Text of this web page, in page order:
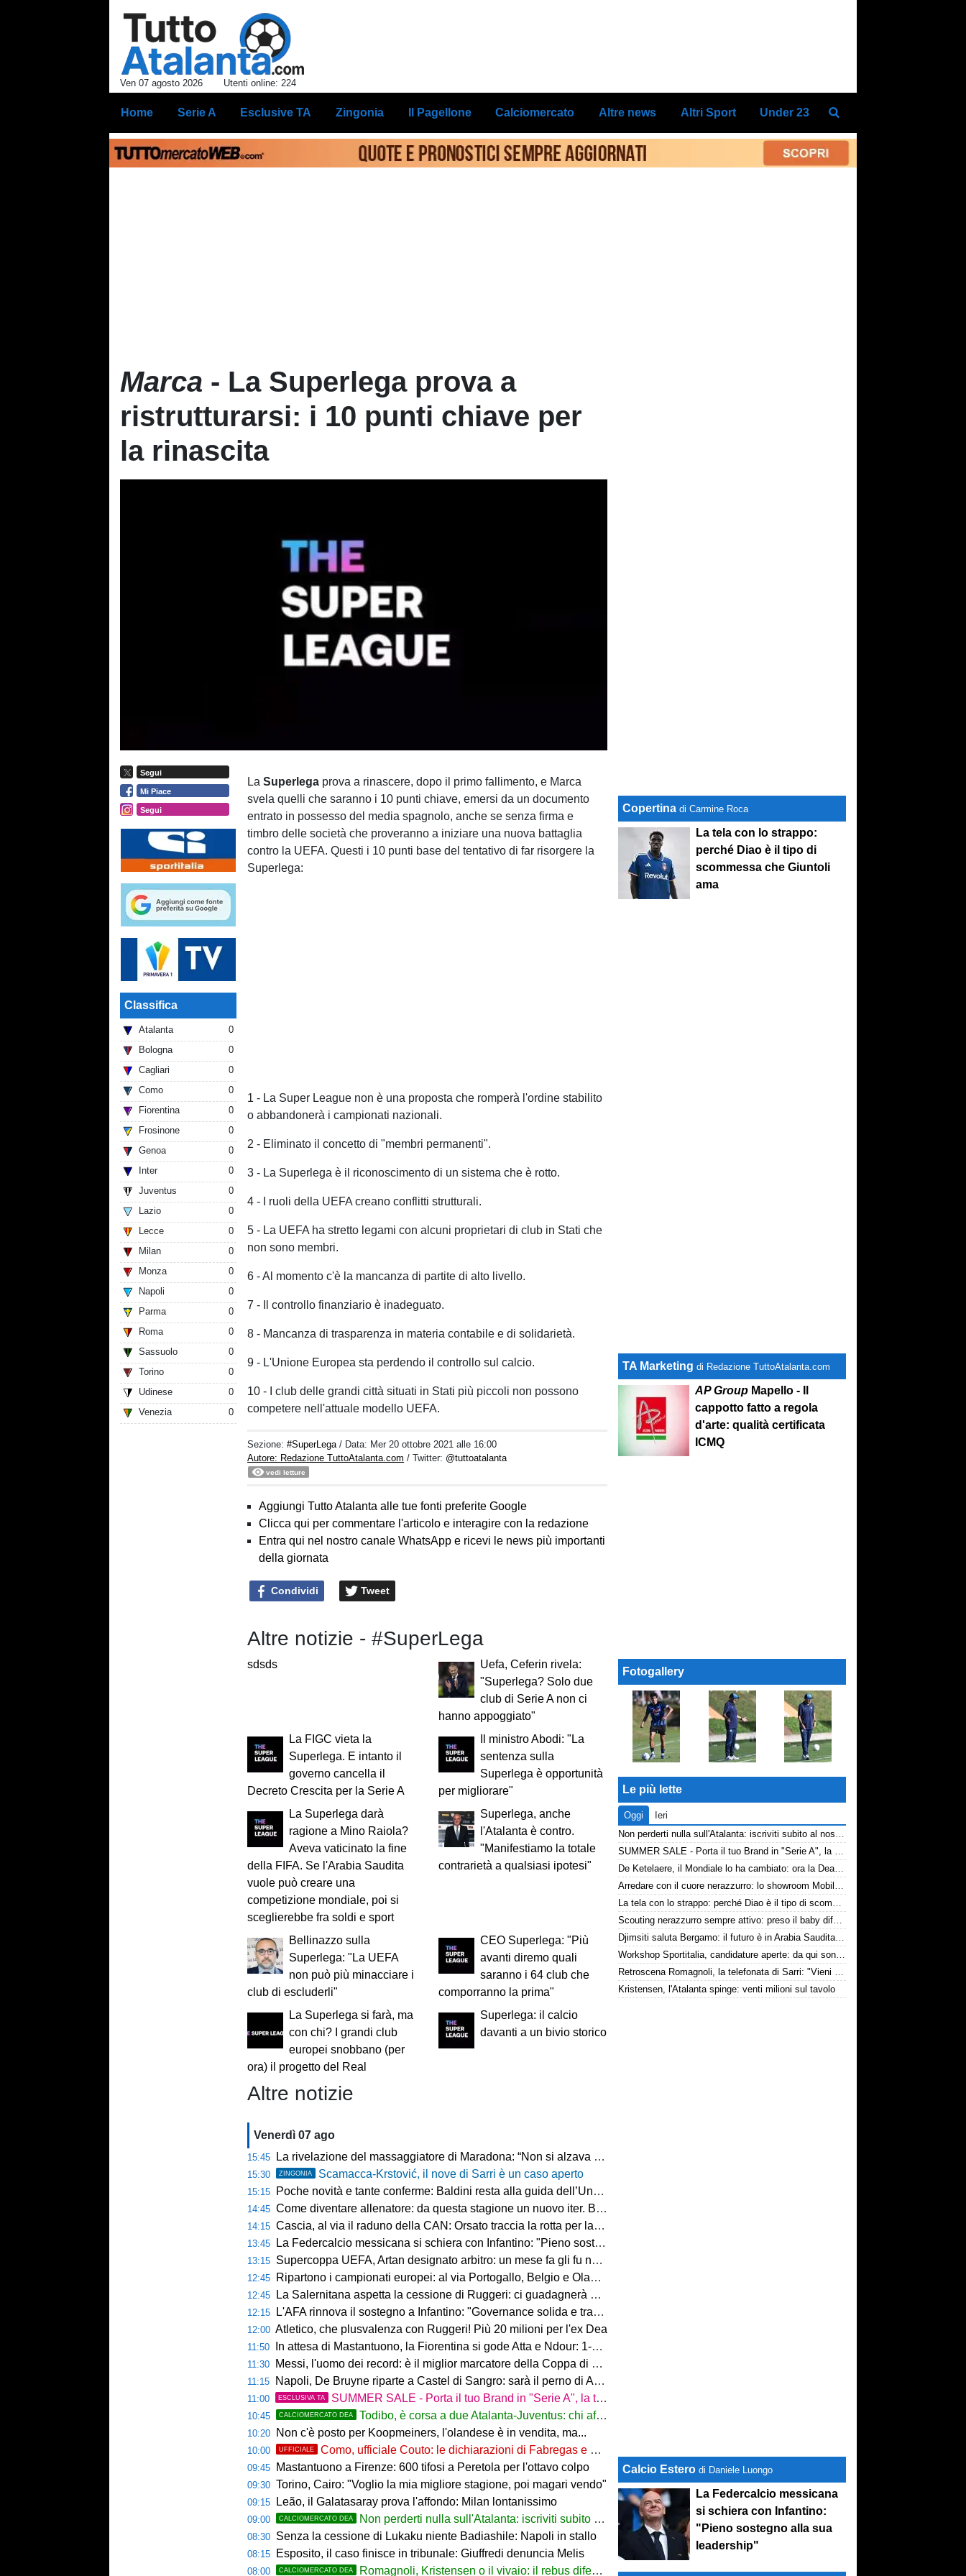
Ven 07 agosto 2026 Utenti online: 224
Home Serie A Esclusive TA Zingonia Il Pagellone Calciomercato Altre news Altri Sport Under 23
Marca - La Superlega prova a
ristrutturarsi: i 10 punti chiave per
la rinascita
Segui
Mi Piace
Segui
Classifica
Atalanta
0
Bologna
0
Cagliari
0
Como
0
Fiorentina
0
Frosinone
0
Genoa
0
Inter
0
Juventus
0
Lazio
0
Lecce
0
Milan
0
Monza
0
Napoli
0
Parma
0
Roma
0
Sassuolo
0
Torino
0
Udinese
0
Venezia
0
LaSuperlega prova a rinascere, dopo il primo fallimento, e Marca
svela quelli che saranno i 10 punti chiave, emersi da un documento
entrato in possesso del media spagnolo, anche se senza firma e
timbro delle società che proveranno a iniziare una nuova battaglia
contro la UEFA. Questi i 10 punti base del tentativo di far risorgere la
Superlega:
1 - La Super League non è una proposta che romperà l'ordine stabilito
o abbandonerà i campionati nazionali.
2 - Eliminato il concetto di "membri permanenti".
3 - La Superlega è il riconoscimento di un sistema che è rotto.
4 - I ruoli della UEFA creano conflitti strutturali.
5 - La UEFA ha stretto legami con alcuni proprietari di club in Stati che
non sono membri.
6 - Al momento c'è la mancanza di partite di alto livello.
7 - Il controllo finanziario è inadeguato.
8 - Mancanza di trasparenza in materia contabile e di solidarietà.
9 - L'Unione Europea sta perdendo il controllo sul calcio.
10 - I club delle grandi città situati in Stati più piccoli non possono
competere nell'attuale modello UEFA.
Sezione:#SuperLega / Data: Mer 20 ottobre 2021 alle 16:00
Autore: Redazione TuttoAtalanta.com / Twitter: @tuttoatalanta
vedi letture
Aggiungi Tutto Atalanta alle tue fonti preferite Google
Clicca qui per commentare l'articolo e interagire con la redazione
Entra qui nel nostro canale WhatsApp e ricevi le news più importanti
della giornata
Condividi Tweet
Altre notizie - #SuperLega
sdsds
Uefa, Ceferin rivela:
"Superlega? Solo due
club di Serie A non ci
hanno appoggiato"
La FIGC vieta la
Superlega. E intanto il
governo cancella il
Decreto Crescita per la Serie A
Il ministro Abodi: "La
sentenza sulla
Superlega è opportunità
per migliorare"
La Superlega darà
ragione a Mino Raiola?
Aveva vaticinato la fine
della FIFA. Se l'Arabia Saudita
vuole può creare una
competizione mondiale, poi si
sceglierebbe fra soldi e sport
Superlega, anche
l'Atalanta è contro.
"Manifestiamo la totale
contrarietà a qualsiasi ipotesi"
Bellinazzo sulla
Superlega: "La UEFA
non può più minacciare i
club di escluderli"
CEO Superlega: "Più
avanti diremo quali
saranno i 64 club che
comporranno la prima"
La Superlega si farà, ma
con chi? I grandi club
europei snobbano (per
ora) il progetto del Real
Superlega: il calcio
davanti a un bivio storico
Altre notizie
Venerdì 07 ago
15:45 La rivelazione del massaggiatore di Maradona: “Non si alzava dal letto, ero preoccupato”
15:30 ZINGONIA Scamacca-Krstović, il nove di Sarri è un caso aperto
15:15 Poche novità e tante conferme: Baldini resta alla guida dell’Under 21
14:45 Come diventare allenatore: da questa stagione un nuovo iter. Beretta: “Un percorso più organico”
14:15 Cascia, al via il raduno della CAN: Orsato traccia la rotta per la nuova stagione
13:45 La Federcalcio messicana si schiera con Infantino: "Pieno sostegno alla sua leadership"
13:15 Supercoppa UEFA, Artan designato arbitro: un mese fa gli fu negato l'ingresso negli Stati Uniti
12:45 Ripartono i campionati europei: al via Portogallo, Belgio e Olanda
12:45 La Salernitana aspetta la cessione di Ruggeri: ci guadagnerà qualcosa
12:15 L'AFA rinnova il sostegno a Infantino: "Governance solida e trasparente"
12:00 Atletico, che plusvalenza con Ruggeri! Più 20 milioni per l'ex Dea
11:50 In attesa di Mastantuono, la Fiorentina si gode Atta e Ndour: 1-1 col Deportivo
11:30 Messi, l'uomo dei record: è il miglior marcatore della Coppa di Lega
11:15 Napoli, De Bruyne riparte a Castel di Sangro: sarà il perno di Allegri
11:00 ESCLUSIVA TA SUMMER SALE - Porta il tuo Brand in "Serie A", la tua azienda e professione titolare nel cuore dell'Atalanta
10:45 CALCIOMERCATO DEA Todibo, è corsa a due Atalanta-Juventus: chi affonderà il colpo?
10:20 Non c'è posto per Koopmeiners, l'olandese è in vendita, ma...
10:00 UFFICIALE Como, ufficiale Couto: le dichiarazioni di Fabregas e del brasiliano
09:45 Mastantuono a Firenze: 600 tifosi a Peretola per l'ottavo colpo
09:30 Torino, Cairo: "Voglio la mia migliore stagione, poi magari vendo"
09:15 Leão, il Galatasaray prova l'affondo: Milan lontanissimo
09:00 CALCIOMERCATO DEA Non perderti nulla sull'Atalanta: iscriviti subito al nostro canale WhatsApp!
08:30 Senza la cessione di Lukaku niente Badiashile: Napoli in stallo
08:15 Esposito, il caso finisce in tribunale: Giuffredi denuncia Melis
08:00 CALCIOMERCATO DEA Romagnoli, Kristensen o il vivaio: il rebus difesa dell'Atalanta
Copertina di Carmine Roca
La tela con lo strappo:
perché Diao è il tipo di
scommessa che Giuntoli
ama
TA Marketing di Redazione TuttoAtalanta.com
AP Group Mapello - Il
cappotto fatto a regola
d'arte: qualità certificata
ICMQ
Fotogallery
Le più lette
Oggi
Ieri
Non perderti nulla sull'Atalanta: iscriviti subito al nostro canale WhatsApp!
SUMMER SALE - Porta il tuo Brand in "Serie A", la tua azienda e professione titolare nel cuore dell'Atalanta
De Ketelaere, il Mondiale lo ha cambiato: ora la Dea riparte da lui
Arredare con il cuore nerazzurro: lo showroom Mobilmondo a Osio Sotto. Quando essere di fede atalantina conviene
La tela con lo strappo: perché Diao è il tipo di scommessa che Giuntoli ama
Scouting nerazzurro sempre attivo: preso il baby difensore 2010 Levačić
Djimsiti saluta Bergamo: il futuro è in Arabia Saudita! Tre milioni e firma biennale
Workshop Sportitalia, candidature aperte: da qui sono passate firme di Serie A
Retroscena Romagnoli, la telefonata di Sarri: "Vieni con me a Bergamo"
Kristensen, l'Atalanta spinge: venti milioni sul tavolo
Calcio Estero di Daniele Luongo
La Federcalcio messicana
si schiera con Infantino:
"Pieno sostegno alla sua
leadership"